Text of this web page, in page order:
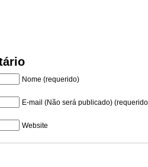
Nome (requerido)
E-mail (Não será publicado)
Website